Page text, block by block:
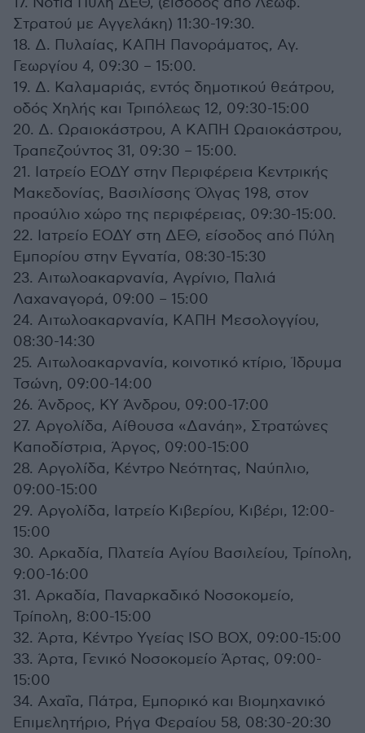
Στρατού με Αγγελάκη) 11:30-19:30.
18. Δ. Πυλαίας, ΚΑΠΗ Πανοράματος, Αγ.
Γεωργίου 4, 09:30 – 15:00.
19. Δ. Καλαμαριάς, εντός δημοτικού θεάτρου,
οδός Χηλής και Τριπόλεως 12, 09:30-15:00
20. Δ. Ωραιοκάστρου, Α ΚΑΠΗ Ωραιοκάστρου,
Τραπεζούντος 31, 09:30 – 15:00.
21. Ιατρείο ΕΟΔΥ στην Περιφέρεια Κεντρικής
Μακεδονίας, Βασιλίσσης Όλγας 198, στον
προαύλιο χώρο της περιφέρειας, 09:30-15:00.
22. Ιατρείο ΕΟΔΥ στη ΔΕΘ, είσοδος από Πύλη
Εμπορίου στην Εγνατία, 08:30-15:30
23. Αιτωλοακαρνανία, Αγρίνιο, Παλιά
Λαχαναγορά, 09:00 – 15:00
24. Αιτωλοακαρνανία, ΚΑΠΗ Μεσολογγίου,
08:30-14:30
25. Αιτωλοακαρνανία, κοινοτικό κτίριο, Ίδρυμα
Τσώνη, 09:00-14:00
26. Άνδρος, ΚΥ Άνδρου, 09:00-17:00
27. Αργολίδα, Αίθουσα «Δανάη», Στρατώνες
Καποδίστρια, Άργος, 09:00-15:00
28. Αργολίδα, Κέντρο Νεότητας, Ναύπλιο,
09:00-15:00
29. Αργολίδα, Ιατρείο Κιβερίου, Κιβέρι, 12:00-
15:00
30. Αρκαδία, Πλατεία Αγίου Βασιλείου, Τρίπολη,
9:00-16:00
31. Αρκαδία, Παναρκαδικό Νοσοκομείο,
Τρίπολη, 8:00-15:00
32. Άρτα, Κέντρο Υγείας ISO BOX, 09:00-15:00
33. Άρτα, Γενικό Νοσοκομείο Άρτας, 09:00-
15:00
34. Αχαΐα, Πάτρα, Εμπορικό και Βιομηχανικό
Επιμελητήριο, Ρήγα Φεραίου 58, 08:30-20:30